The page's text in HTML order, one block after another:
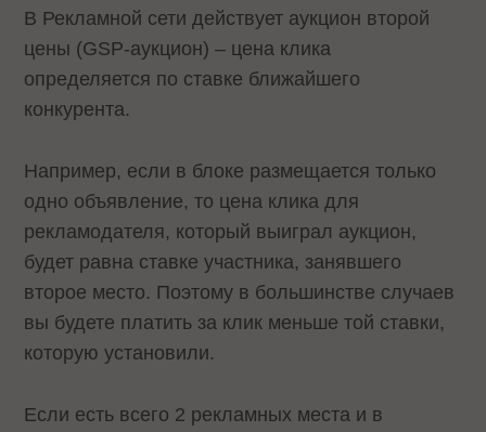
В Рекламной сети действует аукцион второй
цены (GSP-аукцион) – цена клика
определяется по ставке ближайшего
конкурента.
Например, если в блоке размещается только
одно объявление, то цена клика для
рекламодателя, который выиграл аукцион,
будет равна ставке участника, занявшего
второе место. Поэтому в большинстве случаев
вы будете платить за клик меньше той ставки,
которую установили.
Если есть всего 2 рекламных места и в